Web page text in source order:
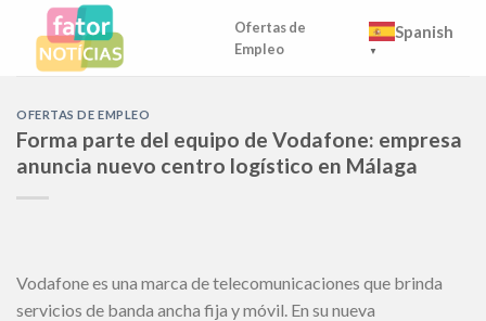
content
Ofertas de
Empleo
Spanish
▼
OFERTAS DE EMPLEO
Forma parte del equipo de Vodafone: empresa
anuncia nuevo centro logístico en Málaga
Vodafone es una marca de telecomunicaciones que brinda
servicios de banda ancha fija y móvil. En su nueva